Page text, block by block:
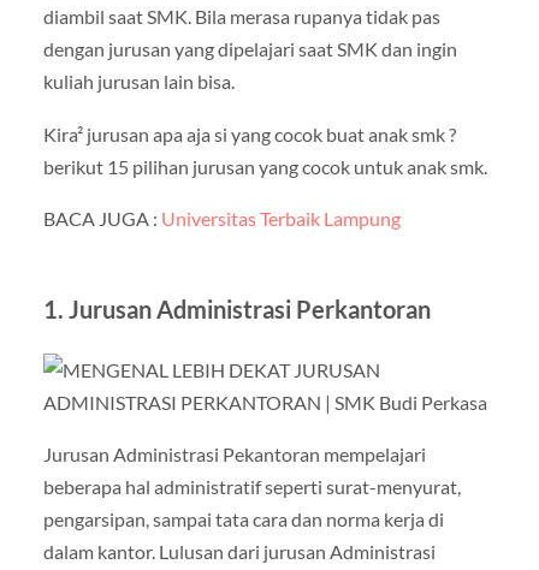
diambil saat SMK. Bila merasa rupanya tidak pas
dengan jurusan yang dipelajari saat SMK dan ingin
kuliah jurusan lain bisa.
Kira² jurusan apa aja si yang cocok buat anak smk ?
berikut 15 pilihan jurusan yang cocok untuk anak smk.
BACA JUGA : Universitas Terbaik Lampung
1. Jurusan Administrasi Perkantoran
Jurusan Administrasi Pekantoran mempelajari
beberapa hal administratif seperti surat-menyurat,
pengarsipan, sampai tata cara dan norma kerja di
dalam kantor. Lulusan dari jurusan Administrasi